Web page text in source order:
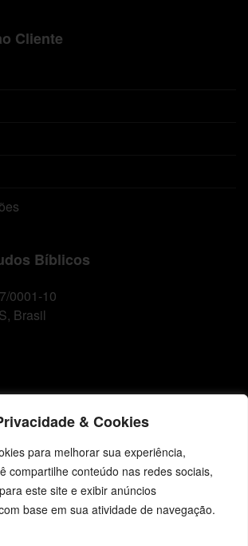
& Cookies
para melhorar sua experiência,
compartilhe conteúdo nas redes sociais,
este site e exibir anúncios
base em sua atividade de navegação.
Cliente
Bíblicos
0001-10
Brasil